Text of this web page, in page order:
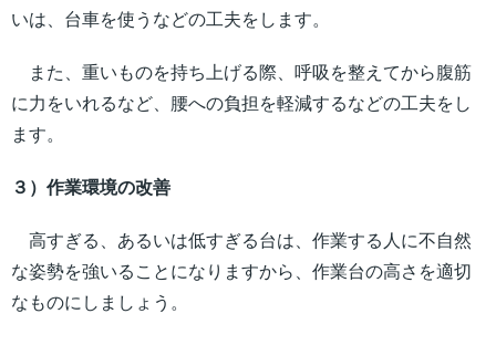
いは、台車を使うなどの工夫をします。
また、重いものを持ち上げる際、呼吸を整えてから腹筋
に力をいれるなど、腰への負担を軽減するなどの工夫をし
ます。
３）作業環境の改善
高すぎる、あるいは低すぎる台は、作業する人に不自然
な姿勢を強いることになりますから、作業台の高さを適切
なものにしましょう。